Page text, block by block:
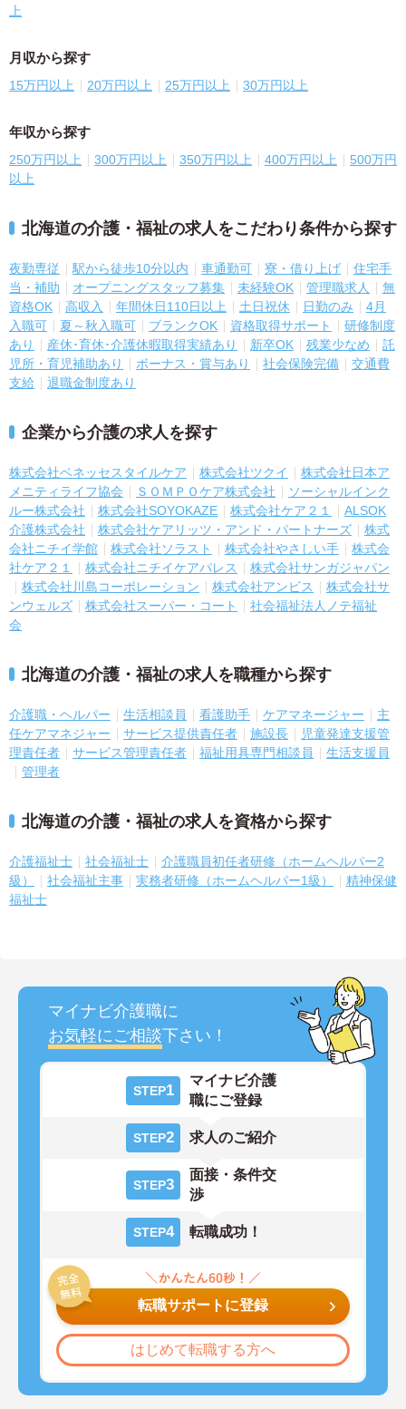
上
月収から探す
15万円以上 20万円以上 25万円以上 30万円以上
年収から探す
250万円以上 300万円以上 350万円以上 400万円以上
500万円
以上
北海道の介護・福祉の求人をこだわり条件から探す
夜勤専従 駅から徒歩10分以内 車通勤可 寮・借り上げ
住宅手
当・補助
オープニングスタッフ募集 未経験OK 管理職求人
無
資格OK
高収入 年間休日110日以上 土日祝休 日勤のみ
4月
入職可
夏～秋入職可 ブランクOK 資格取得サポート
研修制度
あり
産休･育休･介護休暇取得実績あり 新卒OK 残業少なめ
託
児所・育児補助あり
ボーナス・賞与あり 社会保険完備
交通費
支給
退職金制度あり
企業から介護の求人を探す
株式会社ベネッセスタイルケア 株式会社ツクイ
株式会社日本ア
メニティライフ協会
ＳＯＭＰＯケア株式会社
ソーシャルインク
ルー株式会社
株式会社SOYOKAZE 株式会社ケア２１
ALSOK
介護株式会社
株式会社ケアリッツ・アンド・パートナーズ
株式
会社ニチイ学館
株式会社ソラスト 株式会社やさしい手
株式会
社ケア２１
株式会社ニチイケアパレス
株式会社サンガジャパン
株式会社川島コーポレーション
株式会社アンビス
株式会社サ
ンウェルズ
株式会社スーパー・コート
社会福祉法人ノテ福祉
会
北海道の介護・福祉の求人を職種から探す
介護職・ヘルパー 生活相談員 看護助手 ケアマネージャー
主
任ケアマネジャー
サービス提供責任者 施設長
児童発達支援管
理責任者
サービス管理責任者 福祉用具専門相談員
生活支援員
管理者
北海道の介護・福祉の求人を資格から探す
介護福祉士 社会福祉士
介護職員初任者研修（ホームヘルパー2
級）
社会福祉主事 実務者研修（ホームヘルパー1級）
精神保健
福祉士
マイナビ介護職に
お気軽にご相談下さい！
STEP1
マイナビ介護
職にご登録
STEP2 求人のご紹介
STEP3
面接・条件交
渉
STEP4 転職成功！
転職サポートに登録
はじめて転職する方へ